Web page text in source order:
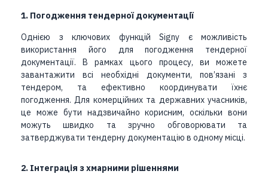
1. Погодження тендерної документації
Однією з ключових функцій Signy є можливість
використання його для погодження тендерної
документації. В рамках цього процесу, ви можете
завантажити всі необхідні документи, пов’язані з
тендером, та ефективно координувати їхнє
погодження. Для комерційних та державних учасників,
це може бути надзвичайно корисним, оскільки вони
можуть швидко та зручно обговорювати та
затверджувати тендерну документацію в одному місці.
2. Інтеграція з хмарними рішеннями